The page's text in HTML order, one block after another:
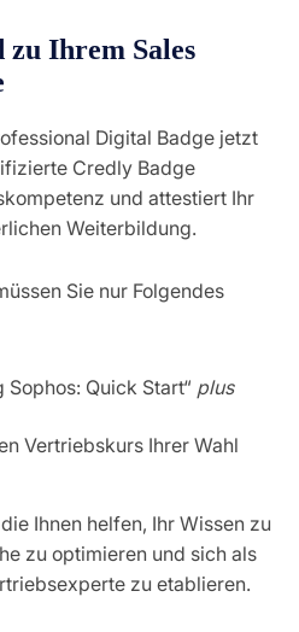
Ihrem Sales
Digital Badge jetzt
Credly Badge
und attestiert Ihr
Weiterbildung.
Sie nur Folgendes
Sophos: Quick Start“ plus
Vertriebskurs Ihrer Wahl
Ihnen helfen, Ihr Wissen zu
zu optimieren und sich als
zu etablieren.